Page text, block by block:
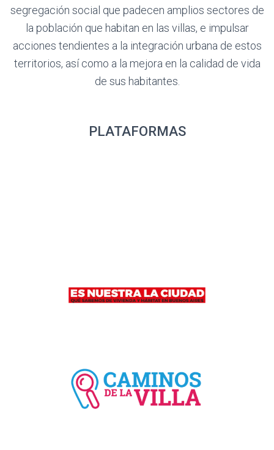
segregación social que padecen amplios sectores de
la población que habitan en las villas, e impulsar
acciones tendientes a la integración urbana de estos
territorios, así como a la mejora en la calidad de vida
de sus habitantes.
PLATAFORMAS